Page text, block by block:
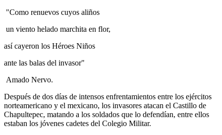
"Como renuevos cuyos aliños
un viento helado marchita en flor,
así cayeron los Héroes Niños
ante las balas del invasor"
Amado Nervo.
Después de dos días de intensos enfrentamientos entre los ejércitos
norteamericano y el mexicano, los invasores atacan el Castillo de
Chapultepec, matando a los soldados que lo defendían, entre ellos
estaban los jóvenes cadetes del Colegio Militar.